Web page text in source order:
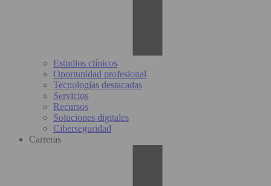
Estudios clínicos
Oportunidad profesional
Tecnologías destacadas
Servicios
Recursos
Soluciones digitales
Ciberseguridad
Carreras